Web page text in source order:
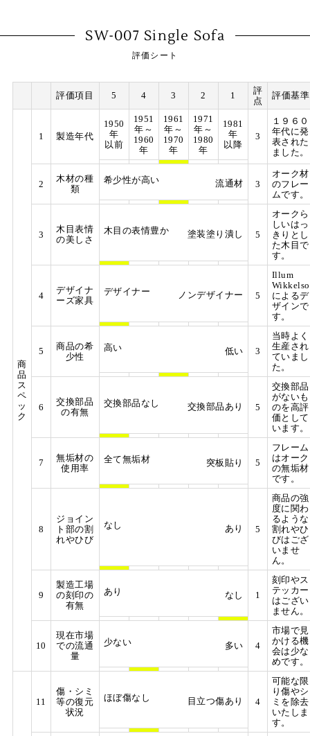
SW-007 Single Sofa
評価シート
評価項目 5 4 3 2 1
評
点
評価基準
商
品
ス
ペ
ッ
ク
1 製造年代
1950
年
以前
1951
年～
1960
年
1961
年～
1970
年
1971
年～
1980
年
1981
年
以降
3
１９６０
年代に発
表された
ました。
2
木材の種
類
希少性が高い 流通材 3
オーク材
のフレー
ムです。
3
木目表情
の美しさ
木目の表情豊か 塗装塗り潰し 5
オークら
しいはっ
きりとし
た木目で
す。
4
デザイナ
ーズ家具
デザイナー ノンデザイナー 5
Illum
Wikkelso
によるデ
ザインで
す。
5
商品の希
少性
高い 低い 3
当時よく
生産され
ていまし
た。
6
交換部品
の有無
交換部品なし 交換部品あり 5
交換部品
がないも
のを高評
価として
います。
7
無垢材の
使用率
全て無垢材 突板貼り 5
フレーム
はオーク
の無垢材
です。
8
ジョイン
ト部の割
れやひび
なし あり 5
商品の強
度に関わ
るような
割れやひ
びはござ
いませ
ん。
9
製造工場
の刻印の
有無
あり なし 1
刻印やス
テッカー
はござい
ません。
10
現在市場
での流通
量
少ない 多い 4
市場で見
かける機
会は少な
めです。
11
傷・シミ
等の復元
状況
ほぼ傷なし 目立つ傷あり 4
可能な限
り傷やシ
ミを除去
いたしま
す。